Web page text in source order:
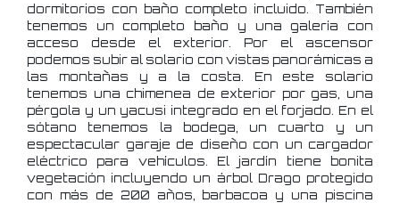
dormitorios con baño completo incluido. También
tenemos un completo baño y una galería con
acceso desde el exterior. Por el ascensor
podemos subir al solario con vistas panorámicas a
las montañas y a la costa. En este solario
tenemos una chimenea de exterior por gas, una
pérgola y un yacusi integrado en el forjado. En el
sótano tenemos la bodega, un cuarto y un
espectacular garaje de diseño con un cargador
eléctrico para vehículos. El jardín tiene bonita
vegetación incluyendo un árbol Drago protegido
con más de 200 años, barbacoa y una piscina